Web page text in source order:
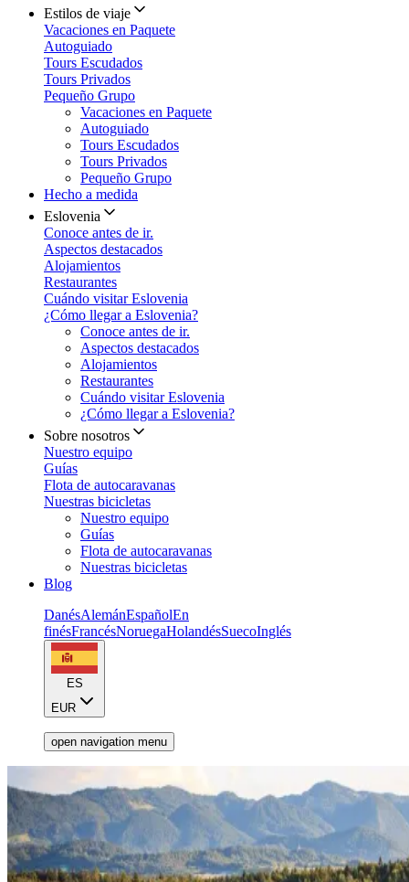
Estilos de viaje
Vacaciones en Paquete
Autoguiado
Tours Escudados
Tours Privados
Pequeño Grupo
Vacaciones en Paquete
Autoguiado
Tours Escudados
Tours Privados
Pequeño Grupo
Hecho a medida
Eslovenia
Conoce antes de ir.
Aspectos destacados
Alojamientos
Restaurantes
Cuándo visitar Eslovenia
¿Cómo llegar a Eslovenia?
Conoce antes de ir.
Aspectos destacados
Alojamientos
Restaurantes
Cuándo visitar Eslovenia
¿Cómo llegar a Eslovenia?
Sobre nosotros
Nuestro equipo
Guías
Flota de autocaravanas
Nuestras bicicletas
Nuestro equipo
Guías
Flota de autocaravanas
Nuestras bicicletas
Blog
DanésAlemánEspañolEn
finésFrancésNoruegaHolandésSuecoInglés
ES
EUR
open navigation menu